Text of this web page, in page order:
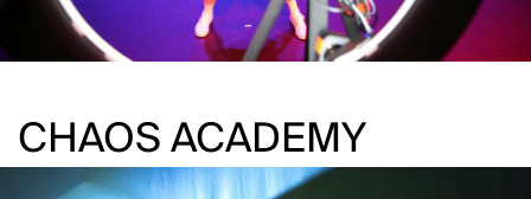
CHAOS ACADEMY